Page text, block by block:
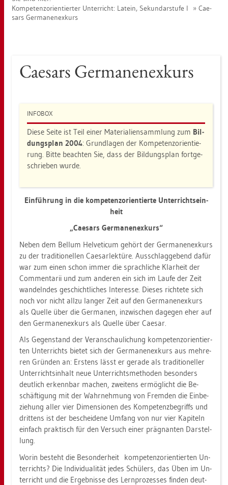
Kom­pe­tenz­ori­en­tier­ter Un­ter­richt: La­tein, Se­kun­dar­stu­fe I
Cae­
sars Ger­ma­nen­ex­kurs
Cae­sars Ger­ma­nen­ex­kurs
IN­FO­BOX
Diese Seite ist Teil einer Ma­te­ria­li­en­samm­lung zum Bil­
dungs­plan 2004: Grund­la­gen der Kom­pe­tenz­ori­en­tie­
rung. Bitte be­ach­ten Sie, dass der Bil­dungs­plan fort­ge­
schrie­ben wurde.
Ein­füh­rung in die kom­pe­tenz­ori­en­tier­te Un­ter­richts­ein­
heit
„Cae­sars Ger­ma­nen­ex­kurs“
Neben dem Bel­lum Hel­ve­ti­cum ge­hört der Ger­ma­nen­ex­kurs
zu der tra­di­tio­nel­len Caesar­lektüre. Aus­schlag­ge­bend dafür
war zum einen schon immer die sprach­li­che Klar­heit der
Com­men­ta­rii und zum an­de­ren ein sich im Laufe der Zeit
wan­deln­des ge­schicht­li­ches In­ter­es­se. Die­ses rich­te­te sich
noch vor nicht allzu lan­ger Zeit auf den Ger­ma­nen­ex­kurs
als Quel­le über die Ger­ma­nen, in­zwi­schen da­ge­gen eher auf
den Ger­ma­nen­ex­kurs als Quel­le über Cae­sar.
Als Ge­gen­stand der Ver­an­schau­li­chung kom­pe­tenz­ori­en­tier­
ten Un­ter­richts bie­tet sich der Ger­ma­nen­ex­kurs aus meh­re­
ren Grün­den an: Ers­tens lässt er ge­ra­de als tra­di­tio­nel­ler
Un­ter­richts­in­halt neue Un­ter­richts­me­tho­den be­son­ders
deut­lich er­kenn­bar ma­chen, zwei­tens er­mög­licht die Be­
schäf­ti­gung mit der Wahr­neh­mung von Frem­den die Ein­be­
zie­hung aller vier Di­men­sio­nen des Kom­pe­tenz­be­griffs und
drit­tens ist der be­schei­de­ne Um­fang von nur vier Ka­pi­teln
ein­fach prak­tisch für den Ver­such einer prä­gnan­ten Dar­stel­
lung.
Worin be­steht die Be­son­der­heit kom­pe­tenz­ori­en­tier­ten Un­
ter­richts? Die In­di­vi­dua­li­tät jedes Schü­lers, das Üben im Un­
ter­richt und die Er­geb­nis­se des Lern­pro­zes­ses fin­den deut­